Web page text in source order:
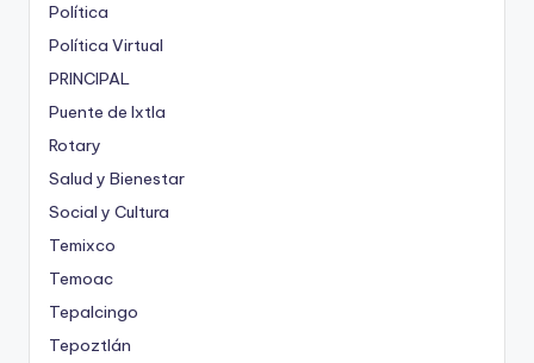
Política
Política Virtual
PRINCIPAL
Puente de Ixtla
Rotary
Salud y Bienestar
Social y Cultura
Temixco
Temoac
Tepalcingo
Tepoztlán